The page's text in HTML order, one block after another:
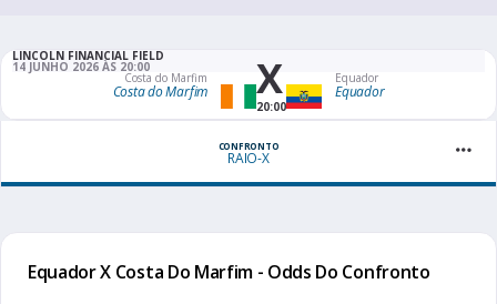
COMO APOSTAR
MAIS ESPORTES
LINCOLN FINANCIAL FIELD
14 JUNHO 2026 ÀS 20:00
Costa do Marfim
Costa do Marfim
Equador
Equador
X
20:00
CONFRONTO
RAIO-X
Equador X Costa Do Marfim - Odds Do Confronto